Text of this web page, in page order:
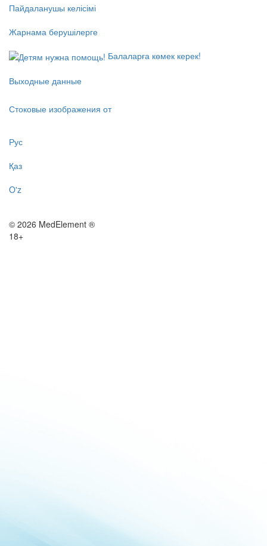
Пайдаланушы келісімі
Жарнама берушілерге
Балаларға көмек керек!
Выходные данные
Стоковые изображения от
Рус
Қаз
O'z
© 2026 MedElement ®
18+